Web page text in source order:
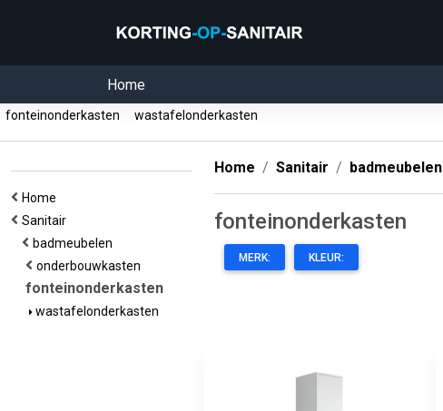
Home
fonteinonderkasten wastafelonderkasten
Home
Sanitair
badmeubelen
onderbouwkasten
fonteinonderkasten
wastafelonderkasten
Home Sanitair badmeubelen
fonteinonderkasten
MERK: KLEUR: